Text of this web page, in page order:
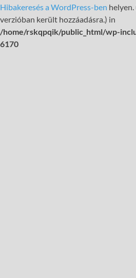
Hibakeresés a WordPress-ben helyen.
verzióban került hozzáadásra.) in
/home/rskqpqik/public_html/wp-
6170